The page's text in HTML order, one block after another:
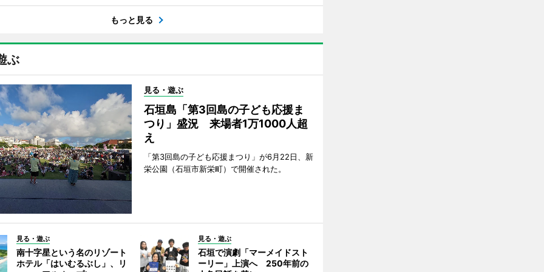
もっと見る
ぶ
見る・遊ぶ
石垣島「第3回島の子ども応援ま
つり」盛況 来場者1万1000人超
え
「第3回島の子ども応援まつり」が6月22日、新
栄公園（石垣市新栄町）で開催された。
見る・遊ぶ
南十字星という名のリゾート
ホテル「はいむるぶし」、リ
見る・遊ぶ
石垣で演劇「マーメイドスト
ーリー」上演へ 250年前の